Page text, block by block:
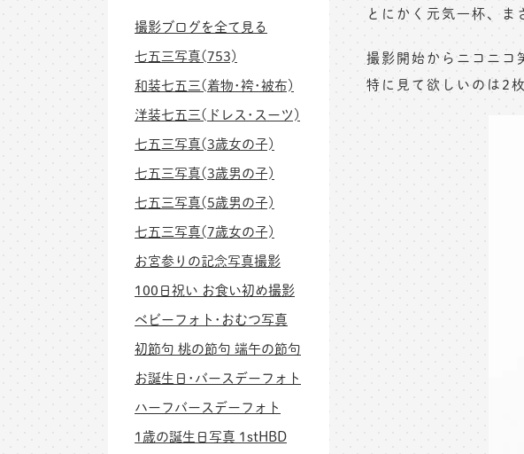
とにかく元気一杯、ま
撮影開始からニコニコ
特に見て欲しいのは2
撮影ブログを全て見る
七五三写真(753)
和装七五三(着物･袴･被布)
洋装七五三(ドレス･スーツ)
七五三写真(3歳女の子)
七五三写真(3歳男の子)
七五三写真(5歳男の子)
七五三写真(7歳女の子)
お宮参りの記念写真撮影
100日祝い お食い初め撮影
ベビーフォト･おむつ写真
初節句 桃の節句 端午の節句
お誕生日･バースデーフォト
ハーフバースデーフォト
1歳の誕生日写真 1stHBD